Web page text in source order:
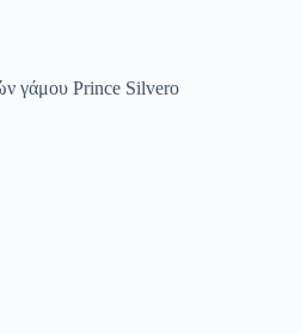
γάμου Prince Silvero